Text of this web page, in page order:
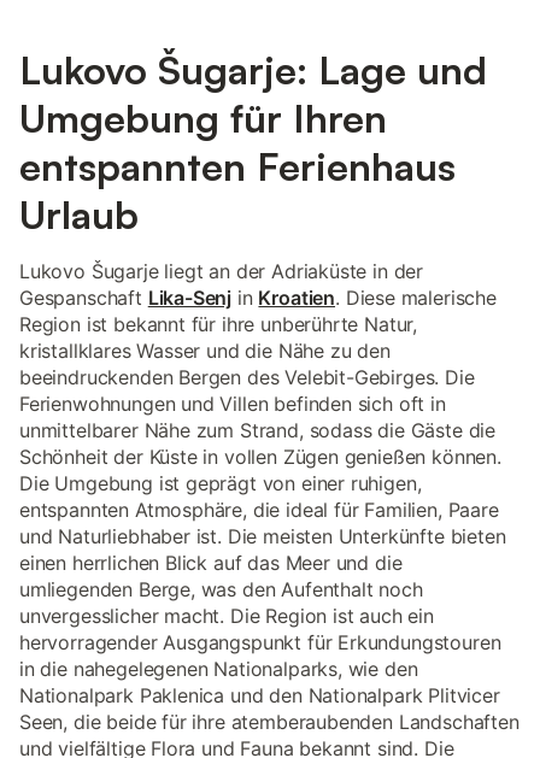
Lukovo Šugarje: Lage und
Umgebung für Ihren
entspannten Ferienhaus
Urlaub
Lukovo Šugarje liegt an der Adriaküste in der
Gespanschaft Lika-Senj in Kroatien. Diese malerische
Region ist bekannt für ihre unberührte Natur,
kristallklares Wasser und die Nähe zu den
beeindruckenden Bergen des Velebit-Gebirges. Die
Ferienwohnungen und Villen befinden sich oft in
unmittelbarer Nähe zum Strand, sodass die Gäste die
Schönheit der Küste in vollen Zügen genießen können.
Die Umgebung ist geprägt von einer ruhigen,
entspannten Atmosphäre, die ideal für Familien, Paare
und Naturliebhaber ist. Die meisten Unterkünfte bieten
einen herrlichen Blick auf das Meer und die
umliegenden Berge, was den Aufenthalt noch
unvergesslicher macht. Die Region ist auch ein
hervorragender Ausgangspunkt für Erkundungstouren
in die nahegelegenen Nationalparks, wie den
Nationalpark Paklenica und den Nationalpark Plitvicer
Seen, die beide für ihre atemberaubenden Landschaften
und vielfältige Flora und Fauna bekannt sind. Die